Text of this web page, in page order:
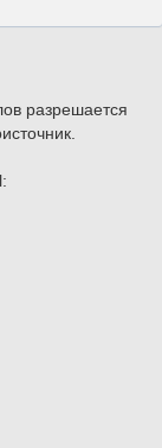
разрешается